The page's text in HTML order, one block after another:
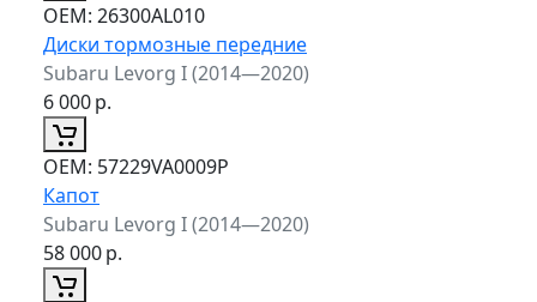
ОЕМ: 26300AL010
Диски тормозные передние
Subaru Levorg I (2014—2020)
6 000р.
ОЕМ: 57229VA0009P
Капот
Subaru Levorg I (2014—2020)
58 000р.